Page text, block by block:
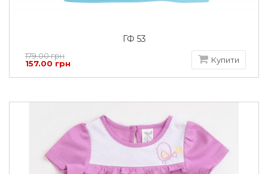
ГФ 53
179.00 грн
157.00 грн
Купити